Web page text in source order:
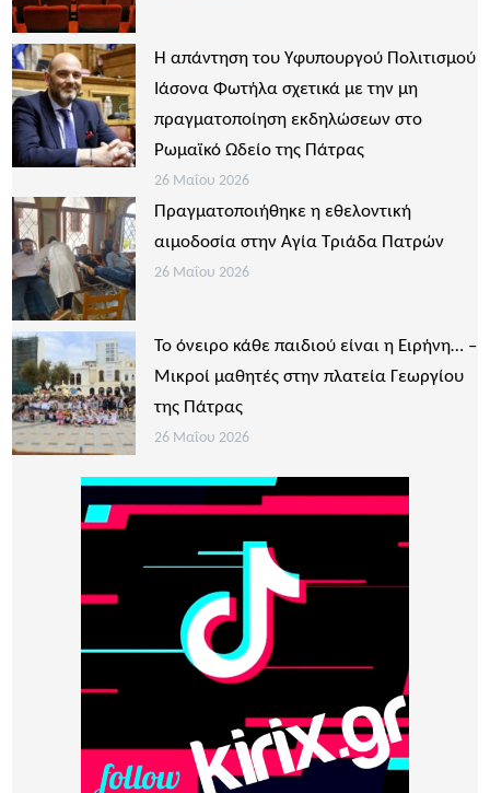
Η απάντηση του Υφυπουργού Πολιτισμού
Ιάσονα Φωτήλα σχετικά με την μη
πραγματοποίηση εκδηλώσεων στο
Ρωμαϊκό Ωδείο της Πάτρας
26 Μαΐου 2026
Πραγματοποιήθηκε η εθελοντική
αιμοδοσία στην Αγία Τριάδα Πατρών
26 Μαΐου 2026
Το όνειρο κάθε παιδιού είναι η Ειρήνη… –
Μικροί μαθητές στην πλατεία Γεωργίου
της Πάτρας
26 Μαΐου 2026